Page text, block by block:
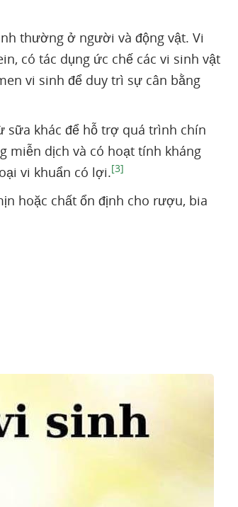
thường ở người và động vật. Vi
có tác dụng ức chế các vi sinh vật
vi sinh để duy trì sự cân bằng
sữa khác để hỗ trợ quá trình chín
miễn dịch và có hoạt tính kháng
vi khuẩn có lợi.[3]
hoặc chất ổn định cho rượu, bia